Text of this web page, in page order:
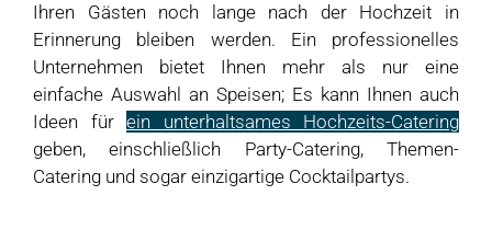
Ihren Gästen noch lange nach der Hochzeit in
Erinnerung bleiben werden. Ein professionelles
Unternehmen bietet Ihnen mehr als nur eine
einfache Auswahl an Speisen; Es kann Ihnen auch
Ideen für ein unterhaltsames Hochzeits-Catering
geben, einschließlich Party-Catering, Themen-
Catering und sogar einzigartige Cocktailpartys.